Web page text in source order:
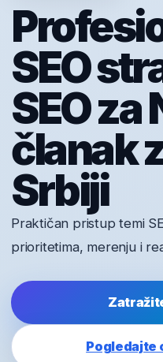
SEO
SEO za
članak
Srbiji
Praktičan pristup temi
prioritetima, merenju i
Pogledajte